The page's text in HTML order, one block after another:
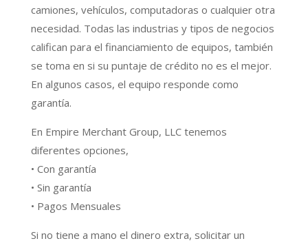
camiones, vehículos, computadoras o cualquier otra
necesidad. Todas las industrias y tipos de negocios
califican para el financiamiento de equipos, también
se toma en si su puntaje de crédito no es el mejor.
En algunos casos, el equipo responde como
garantía.
En Empire Merchant Group, LLC tenemos
diferentes opciones,
• Con garantía
• Sin garantía
• Pagos Mensuales
Si no tiene a mano el dinero extra, solicitar un